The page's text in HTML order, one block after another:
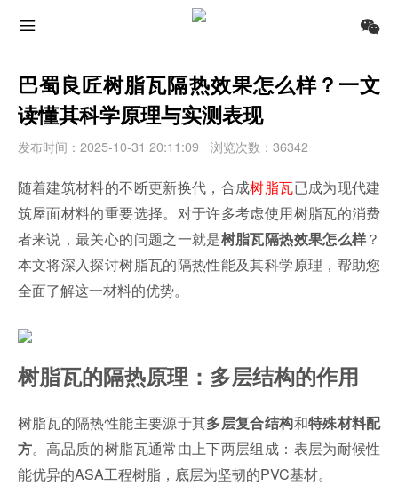
巴蜀良匠树脂瓦隔热效果怎么样？一文
读懂其科学原理与实测表现
发布时间：2025-10-31 20:11:09 浏览次数：36342
随着建筑材料的不断更新换代，合成树脂瓦已成为现代建
筑屋面材料的重要选择。对于许多考虑使用树脂瓦的消费
者来说，最关心的问题之一就是树脂瓦隔热效果怎么样？
本文将深入探讨树脂瓦的隔热性能及其科学原理，帮助您
全面了解这一材料的优势。
树脂瓦的隔热原理：多层结构的作用
树脂瓦的隔热性能主要源于其多层复合结构和特殊材料配
方。高品质的树脂瓦通常由上下两层组成：表层为耐候性
能优异的ASA工程树脂，底层为坚韧的PVC基材。